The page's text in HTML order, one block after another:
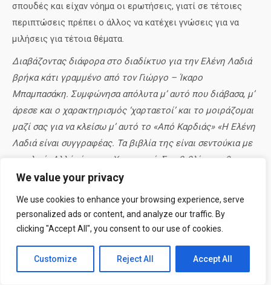
We value your privacy
We use cookies to enhance your browsing experience, serve
personalized ads or content, and analyze our traffic. By
clicking "Accept All", you consent to our use of cookies.
Customize Reject All Accept All
σπουδές και είχαν νόημα οι ερωτήσεις, γιατί σε τέτοιες
περιπτώσεις πρέπει ο άλλος να κατέχει γνώσεις για να
μιλήσεις για τέτοια θέματα.
Διαβάζοντας διάφορα στο διαδίκτυο για την Ελένη Λαδιά
βρήκα κάτι γραμμένο από τον Γιώργο – Ίκαρο
Μπαμπασάκη. Συμφώνησα απόλυτα μ’ αυτό που διάβασα, μ’
άρεσε και ο χαρακτηρισμός ‘χαρταετοί’ και το μοιράζομαι
μαζί σας για να κλείσω μ’ αυτό το «Από Καρδιάς» «Η Ελένη
Λαδιά είναι συγγραφέας. Τα βιβλία της είναι σεντούκια με
τιμαλφή. Αλλά είναι και Χαρταετοί. Στα βιβλία της θα
βρεις γνώσεις εμπεριστατωμένες, βαθιές. Αλλά θα βρεις
υπόγειους, θα βρεις και τολμηρές περιπολίες σε
ναρκοθετημένες ζώνες.»
…εγώ θα έλεγα πως πατάς τη νάρκη σίγουρα και βγαίνεις
έτοιμος για να ψάξεις και να ενώσεις τα κομμάτια του